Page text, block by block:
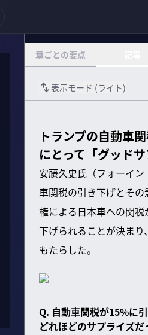
章ごとの要点
表示モード (ライト)
トランプの自動車
にとって「グッドサ
安藤久史氏（フォーイ
車関税の引き下げとそ
権による日本車への関
下げられることが決ま
もたらした。
Q. 自動車関税が15%に
どれほどのサプライズだ